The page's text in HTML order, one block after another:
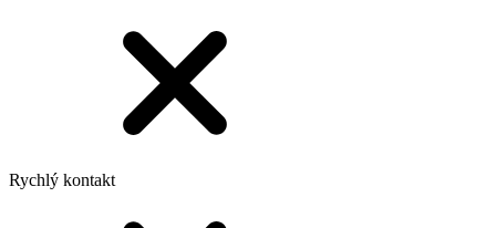
Rychlý kontakt